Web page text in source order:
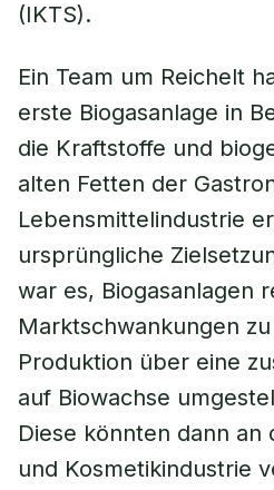
(IKTS).
Ein Team um Reichelt
erste Biogasanlage in
die Kraftstoffe und
alten Fetten der
Lebensmittelindustrie
ursprüngliche
war es, Biogasanlagen
Marktschwankungen
Produktion über eine
auf Biowachse
Diese könnten dann an
und Kosmetikindustrie